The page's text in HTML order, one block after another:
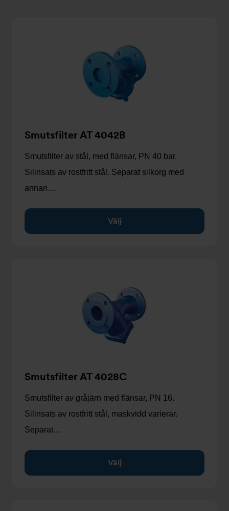
Smutsfilter AT 4042B
Smutsfilter av stål, med flänsar, PN 40 bar.
Silinsats av rostfritt stål. Separat silkorg med
annan…
Välj
Smutsfilter AT 4028C
Smutsfilter av gråjärn med flänsar, PN 16.
Silinsats av rostfritt stål, maskvidd varierar.
Separat…
Välj